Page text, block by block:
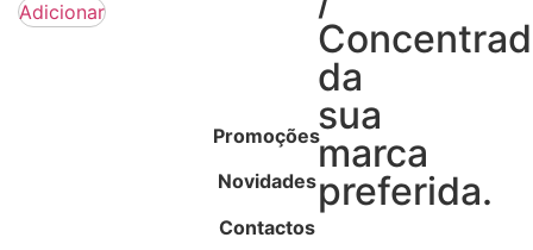
da
sua
marca
preferida.
Adicionar
Promoções
Novidades
Contactos